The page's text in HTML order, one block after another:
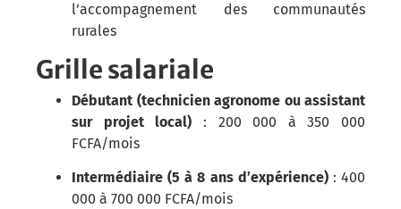
l’accompagnement des communautés
rurales
Grille salariale
Débutant (technicien agronome ou assistant
sur projet local) : 200 000 à 350 000
FCFA/mois
Intermédiaire (5 à 8 ans d’expérience): 400
000 à 700 000 FCFA/mois